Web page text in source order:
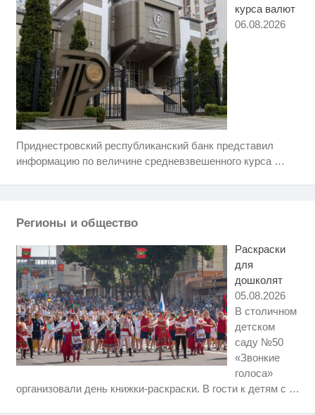
курса валют
06.08.2026
Приднестровский республиканский банк представил
информацию по величине средневзвешенного курса …
Регионы и общество
Раскраски
для
дошколят
05.08.2026
В столичном
детском
саду №50
«Звонкие
голоса»
организовали день книжки-раскраски. В гости к детям с …
i
Ролик длится пару секунд, но
Королева вагона отожгла! Видео
Ролик из Омска: вы будете
а смеяться вы будете долго